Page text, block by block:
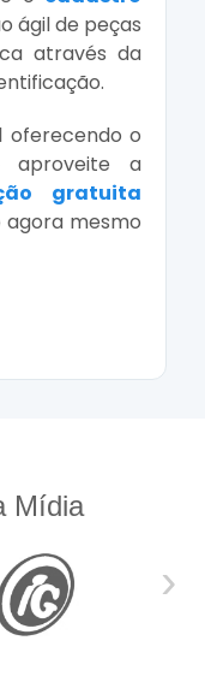
ágil de peças
através da
oferecendo o
aproveite a
gratuita
agora mesmo
Mídia
›